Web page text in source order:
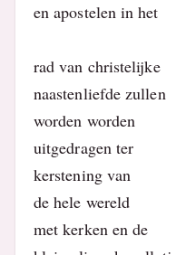
en apostelen in het
rad van christelijke
naastenliefde zullen
worden worden
uitgedragen ter
kerstening van
de hele wereld
met kerken en de